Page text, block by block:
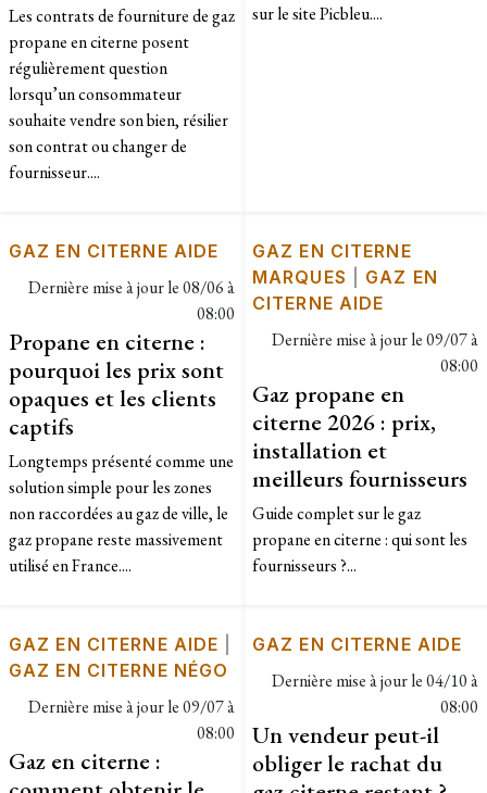
Les contrats de fourniture de gaz
propane en citerne posent
régulièrement question
lorsqu’un consommateur
souhaite vendre son bien, résilier
son contrat ou changer de
fournisseur....
sur le site Picbleu....
GAZ EN CITERNE AIDE
Dernière mise à jour le08/06 à
08:00
Propane en citerne :
pourquoi les prix sont
opaques et les clients
captifs
Longtemps présenté comme une
solution simple pour les zones
non raccordées au gaz de ville, le
gaz propane reste massivement
utilisé en France....
GAZ EN CITERNE
MARQUES
GAZ EN
CITERNE AIDE
Dernière mise à jour le09/07 à
08:00
Gaz propane en
citerne 2026 : prix,
installation et
meilleurs fournisseurs
Guide complet sur le gaz
propane en citerne : qui sont les
fournisseurs ?...
GAZ EN CITERNE AIDE
GAZ EN CITERNE NÉGO
Dernière mise à jour le09/07 à
08:00
Gaz en citerne :
GAZ EN CITERNE AIDE
Dernière mise à jour le04/10 à
08:00
Un vendeur peut-il
obliger le rachat du